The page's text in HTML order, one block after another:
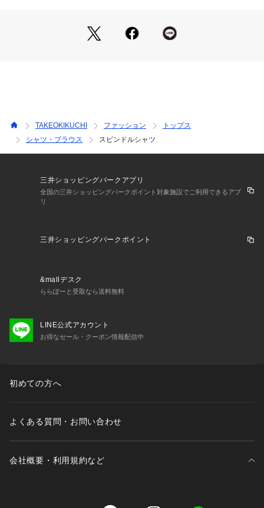
02サイズ（M）：165～175cm
03サイズ（L）：170～180cm
－ BRAND CONCEPT －
時代を超えて支持されるトラディショナルなアイテムをベース
のミックススタイルを提案します。
【気になる商品はお気に入り登録をおススメ】
知をお知らせいたします。
ができます。
ります。また、パソコン・スマートフォンなどの環境により、
若干製品と画像のカラーが異なる場合もございます。
TAKEOKIKUCHI ファッション
トップス
シャツ・ブラウス
スピンドルシャツ
三井ショッピングパークアプリ
全国の三井ショッピングパークポイント対象施設でご利用できるアプ
リ
三井ショッピングパークポイント
&mallデスク
ららぽーと受取なら送料無料
LINE公式アカウント
お得なセール・クーポン情報配信中
初めての方へ
よくある質問・お問い合わせ
会社概要・利用規約など